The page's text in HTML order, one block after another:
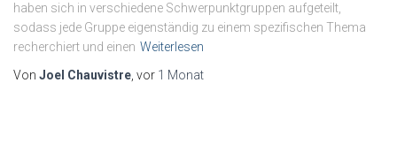
haben sich in verschiedene Schwerpunktgruppen aufgeteilt,
sodass jede Gruppe eigenständig zu einem spezifischen Thema
recherchiert und einen Weiterlesen
Von Joel Chauvistre , vor 1 Monat